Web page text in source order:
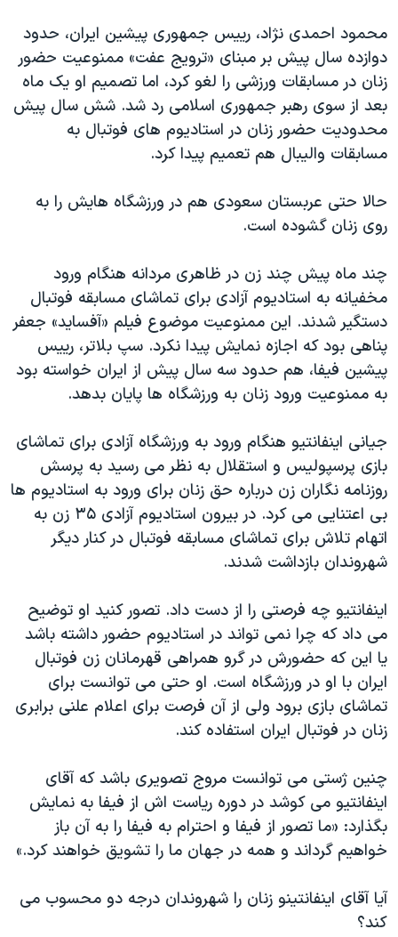
محمود احمدی نژاد، رییس جمهوری پیشین ایران، حدود
دوازده سال پیش بر مبنای «ترویج عفت» ممنوعیت حضور
زنان در مسابقات ورزشی را لغو کرد، اما تصمیم او یک ماه
بعد از سوی رهبر جمهوری اسلامی رد شد. شش سال پیش
محدودیت حضور زنان در استادیوم های فوتبال به
مسابقات والیبال هم تعمیم پیدا کرد.
حالا حتی عربستان سعودی هم در ورزشگاه هایش را به
روی زنان گشوده است.
چند ماه پیش چند زن در ظاهری مردانه هنگام ورود
مخفیانه به استادیوم آزادی برای تماشای مسابقه فوتبال
دستگیر شدند. این ممنوعیت موضوع فیلم «آفساید» جعفر
پناهی بود که اجازه نمایش پیدا نکرد. سپ بلاتر، رییس
پیشین فیفا، هم حدود سه سال پیش از ایران خواسته بود
به ممنوعیت ورود زنان به ورزشگاه ها پایان بدهد.
جیانی اینفانتیو هنگام ورود به ورزشگاه آزادی برای تماشای
بازی پرسپولیس و استقلال به نظر می رسید به پرسش
روزنامه نگاران زن درباره حق زنان برای ورود به استادیوم ها
بی اعتنایی می کرد. در بیرون استادیوم آزادی ۳۵ زن به
اتهام تلاش برای تماشای مسابقه فوتبال در کنار دیگر
شهروندان بازداشت شدند.
اینفانتیو چه فرصتی را از دست داد. تصور کنید او توضیح
می داد که چرا نمی تواند در استادیوم حضور داشته باشد
یا این که حضورش در گرو همراهی قهرمانان زن فوتبال
ایران با او در ورزشگاه است. او حتی می توانست برای
تماشای بازی برود ولی از آن فرصت برای اعلام علنی برابری
زنان در فوتبال ایران استفاده کند.
چنین ژستی می توانست مروج تصویری باشد که آقای
اینفانتیو می کوشد در دوره ریاست اش از فیفا به نمایش
بگذارد: «ما تصور از فیفا و احترام به فیفا را به آن باز
خواهیم گرداند و همه در جهان ما را تشویق خواهند کرد.»
آیا آقای اینفانتینو زنان را شهروندان درجه دو محسوب می
کند؟